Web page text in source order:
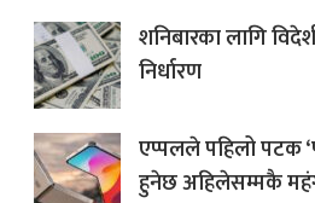
शनिबारका लागि
निर्धारण
एप्पलले पहिलो पटक
हुनेछ अहिलेसम्मकै